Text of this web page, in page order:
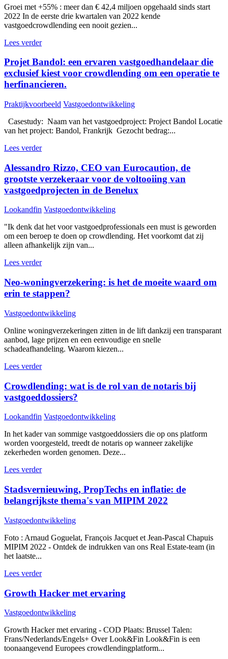
Groei met +55% : meer dan € 42,4 miljoen opgehaald sinds start
2022 In de eerste drie kwartalen van 2022 kende
vastgoedcrowdlending een nooit gezien...
Lees verder
Projet Bandol: een ervaren vastgoedhandelaar die
exclusief kiest voor crowdlending om een operatie te
herfinancieren.
Praktijkvoorbeeld Vastgoedontwikkeling
Casestudy: Naam van het vastgoedproject: Project Bandol Locatie
van het project: Bandol, Frankrijk Gezocht bedrag:...
Lees verder
Alessandro Rizzo, CEO van Eurocaution, de
grootste verzekeraar voor de voltooiing van
vastgoedprojecten in de Benelux
Lookandfin Vastgoedontwikkeling
"Ik denk dat het voor vastgoedprofessionals een must is geworden
om een beroep te doen op crowdlending. Het voorkomt dat zij
alleen afhankelijk zijn van...
Lees verder
Neo-woningverzekering: is het de moeite waard om
erin te stappen?
Vastgoedontwikkeling
Online woningverzekeringen zitten in de lift dankzij een transparant
aanbod, lage prijzen en een eenvoudige en snelle
schadeafhandeling. Waarom kiezen...
Lees verder
Crowdlending: wat is de rol van de notaris bij
vastgoeddossiers?
Lookandfin Vastgoedontwikkeling
In het kader van sommige vastgoeddossiers die op ons platform
worden voorgesteld, treedt de notaris op wanneer zakelijke
zekerheden worden genomen. Deze...
Lees verder
Stadsvernieuwing, PropTechs en inflatie: de
belangrijkste thema's van MIPIM 2022
Vastgoedontwikkeling
Foto : Arnaud Goguelat, François Jacquet et Jean-Pascal Chapuis
MIPIM 2022 - Ontdek de indrukken van ons Real Estate-team (in
het laatste...
Lees verder
Growth Hacker met ervaring
Vastgoedontwikkeling
Growth Hacker met ervaring - COD Plaats: Brussel Talen:
Frans/Nederlands/Engels+ Over Look&Fin Look&Fin is een
toonaangevend Europees crowdlendingplatform...